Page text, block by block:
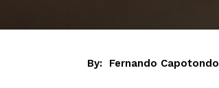
By: Fernando Capotondo